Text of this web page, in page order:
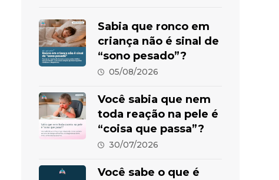
Sabia que ronco em
criança não é sinal de
“sono pesado”?
05/08/2026
Você sabia que nem
toda reação na pele é
“coisa que passa”?
30/07/2026
Você sabe o que é